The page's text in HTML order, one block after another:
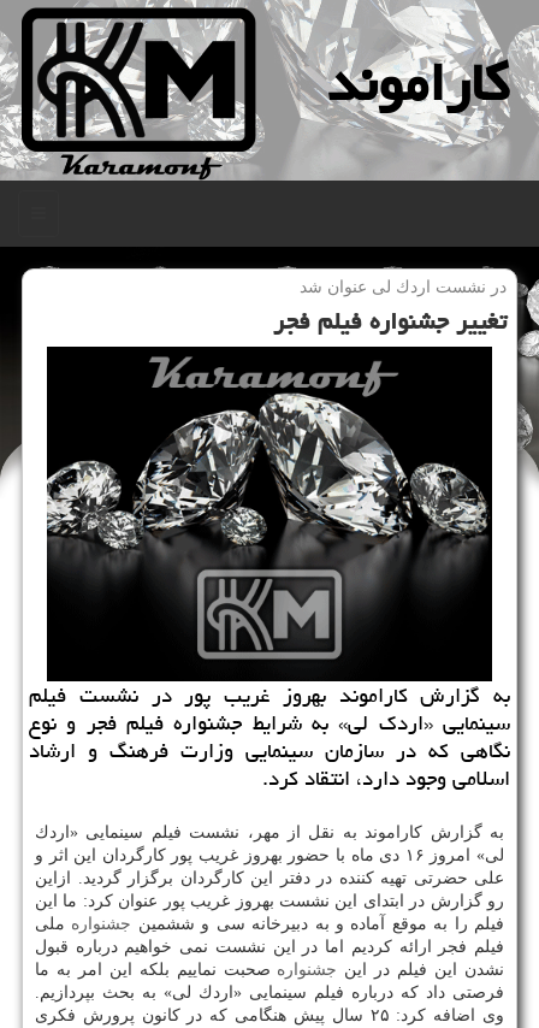
كاراموند
در نشست اردك لی عنوان شد
تغییر جشنواره فیلم فجر
به گزارش كاراموند بهروز غریب پور در نشست فیلم
سینمایی «اردك لی» به شرایط جشنواره فیلم فجر و نوع
نگاهی كه در سازمان سینمایی وزارت فرهنگ و ارشاد
اسلامی وجود دارد، انتقاد كرد.
به گزارش كاراموند به نقل از مهر، نشست فیلم سینمایی «اردك
لی» امروز ۱۶ دی ماه با حضور بهروز غریب پور كارگردان این اثر و
علی حضرتی تهیه كننده در دفتر این كارگردان برگزار گردید. ازاین
رو گزارش در ابتدای این نشست بهروز غریب پور عنوان كرد: ما این
فیلم را به موقع آماده و به دبیرخانه سی و ششمین جشنواره ملی
فیلم فجر ارائه كردیم اما در این نشست نمی خواهیم درباره قبول
نشدن این فیلم در این جشنواره صحبت نماییم بلكه این امر به ما
فرصتی داد كه درباره فیلم سینمایی «اردك لی» به بحث بپردازیم.
وی اضافه كرد: ۲۵ سال پیش هنگامی كه در كانون پرورش فكری